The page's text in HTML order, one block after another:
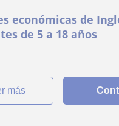
económicas de
de 5 a 18 años
más